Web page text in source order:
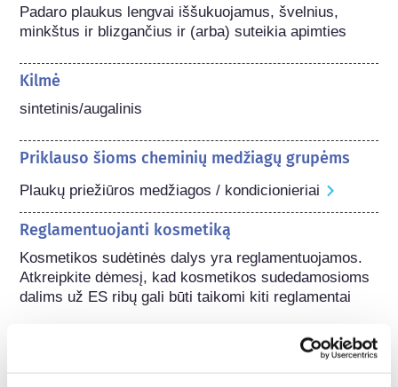
Padaro plaukus lengvai iššukuojamus, švelnius,
minkštus ir blizgančius ir (arba) suteikia apimties
Kilmė
sintetinis/augalinis
Priklauso šioms cheminių medžiagų grupėms
Plaukų priežiūros medžiagos / kondicionieriai
Reglamentuojanti kosmetiką
Kosmetikos sudėtinės dalys yra reglamentuojamos.
Atkreipkite dėmesį, kad kosmetikos sudedamosioms
dalims už ES ribų gali būti taikomi kiti reglamentai